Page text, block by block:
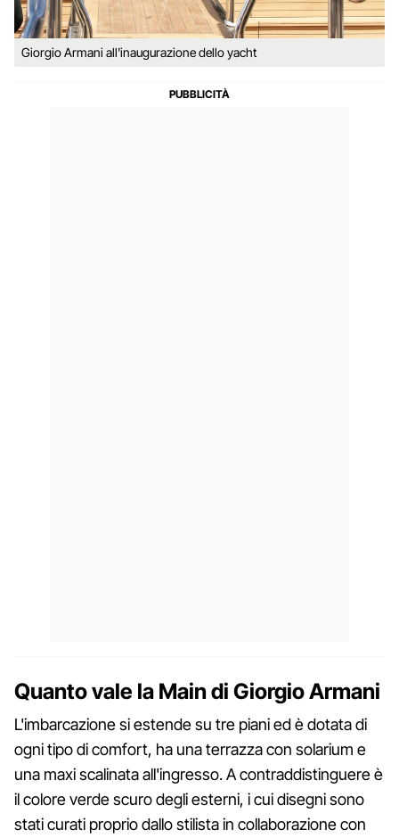
Giorgio Armani all'inaugurazione dello yacht
Quanto vale la Main di Giorgio Armani
L'imbarcazione si estende su tre piani ed è dotata di
ogni tipo di comfort, ha una terrazza con solarium e
una maxi scalinata all'ingresso. A contraddistinguere è
il colore verde scuro degli esterni, i cui disegni sono
stati curati proprio dallo stilista in collaborazione con